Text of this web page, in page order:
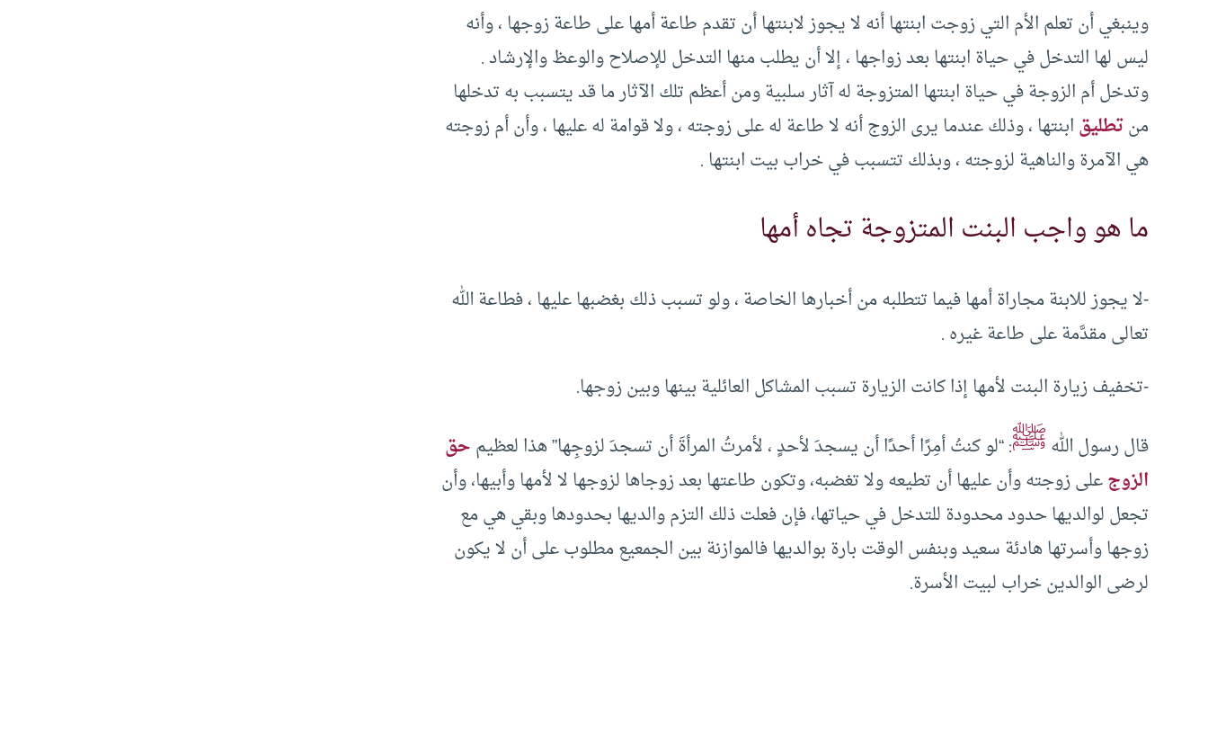
وينبغي أن تعلم الأم التي زوجت ابنتها أنه لا يجوز لابنتها أن تقدم طاعة أمها على طاعة زوجها ، وأنه
ليس لها التدخل في حياة ابنتها بعد زواجها ، إلا أن يطلب منها التدخل للإصلاح والوعظ والإرشاد .
وتدخل أم الزوجة في حياة ابنتها المتزوجة له آثار سلبية ومن أعظم تلك الآثار ما قد يتسبب به تدخلها
منتطليقابنتها ، وذلك عندما يرى الزوج أنه لا طاعة له على زوجته ، ولا قوامة له عليها ، وأن أم زوجته
هي الآمرة والناهية لزوجته ، وبذلك تتسبب في خراب بيت ابنتها .
ما هو واجب البنت المتزوجة تجاه أمها
-لا يجوز للابنة مجاراة أمها فيما تتطلبه من أخبارها الخاصة ، ولو تسبب ذلك بغضبها عليها ، فطاعة الله
تعالى مقدَّمة على طاعة غيره .
-تخفيف زيارة البنت لأمها إذا كانت الزيارة تسبب المشاكل العائلية بينها وبين زوجها.
قال رسول اللهﷺ: “لو كنتُ أمِرًا أحدًا أن يسجدَ لأحدٍ ، لأمرتُ المرأةَ أن تسجدَ لزوجِها” هذا لعظيمحق
الزوجعلى زوجته وأن عليها أن تطيعه ولا تغضبه، وتكون طاعتها بعد زوجاها لزوجها لا لأمها وأبيها، وأن
تجعل لوالديها حدود محدودة للتدخل في حياتها، فإن فعلت ذلك التزم والديها بحدودها وبقي هي مع
زوجها وأسرتها هادئة سعيد وبنفس الوقت بارة بوالديها فالموازنة بين الجمعيع مطلوب على أن لا يكون
لرضى الوالدين خراب لبيت الأسرة.